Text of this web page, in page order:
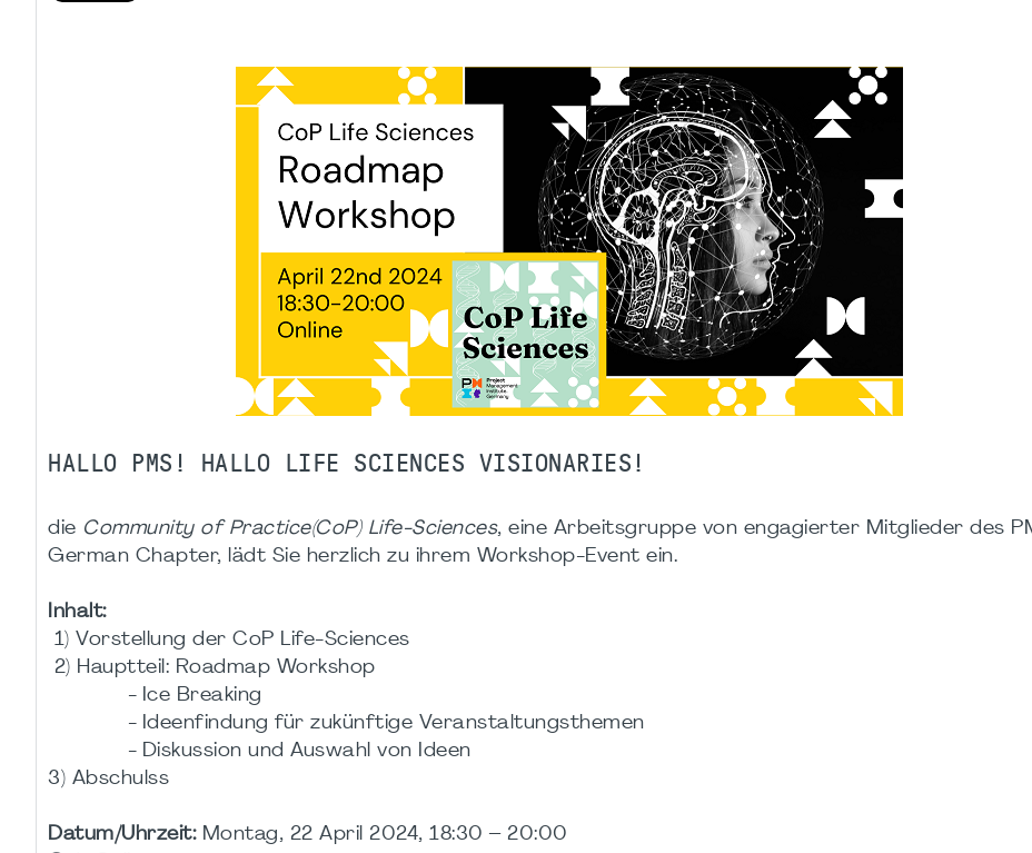
HALLO PMS! HALLO LIFE SCIENCES VISIONARIES!
die Community of Practice(CoP) Life-Sciences, eine Arbeitsgruppe von engagierter Mitglieder des
German Chapter, lädt Sie herzlich zu ihrem Workshop-Event ein.
Inhalt:
1) Vorstellung der CoP Life-Sciences
2) Hauptteil: Roadmap Workshop
- Ice Breaking
- Ideenfindung für zukünftige Veranstaltungsthemen
- Diskussion und Auswahl von Ideen
3) Abschulss
Datum/Uhrzeit:Montag, 22 April 2024, 18:30 – 20:00